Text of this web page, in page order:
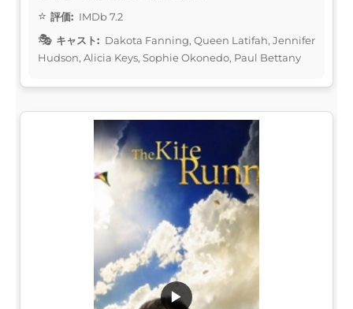
評価: IMDb 7.2
キャスト: Dakota Fanning, Queen Latifah, Jennifer
Hudson, Alicia Keys, Sophie Okonedo, Paul Bettany
▶